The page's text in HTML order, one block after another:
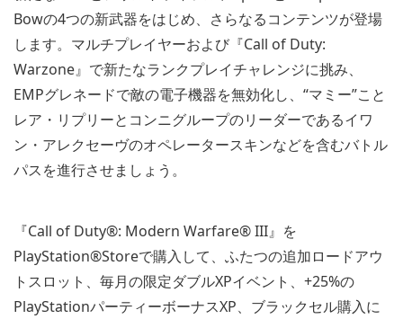
Bowの4つの新武器をはじめ、さらなるコンテンツが登場
します。マルチプレイヤーおよび『Call of Duty:
Warzone』で新たなランクプレイチャレンジに挑み、
EMPグレネードで敵の電子機器を無効化し、“マミー”こと
レア・リプリーとコンニグループのリーダーであるイワ
ン・アレクセーヴのオペレータースキンなどを含むバトル
パスを進行させましょう。
『Call of Duty®: Modern Warfare® III』を
PlayStation®Storeで購入して、ふたつの追加ロードアウ
トスロット、毎月の限定ダブルXPイベント、+25%の
PlayStationパーティーボーナスXP、ブラックセル購入に